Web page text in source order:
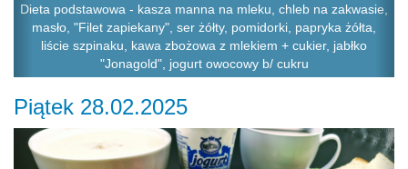
Dieta podstawowa - kasza manna na mleku, chleb na zakwasie,
masło, "Filet zapiekany", ser żółty, pomidorki, papryka żółta,
liście szpinaku, kawa zbożowa z mlekiem + cukier, jabłko
"Jonagold", jogurt owocowy b/ cukru
Piątek 28.02.2025
Previous